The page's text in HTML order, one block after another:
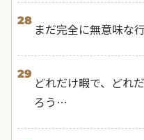
28
まだ完全に無意味な
29
どれだけ暇で、どれ
ろう…